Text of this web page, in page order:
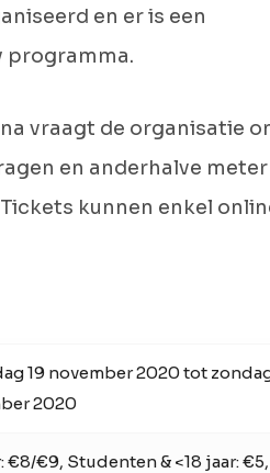
en er is een
programma.
vraagt de organisatie
en anderhalve meter
kunnen enkel
19 november 2020 tot
2020
€8/€9, Studenten & <18 jaar: €5,